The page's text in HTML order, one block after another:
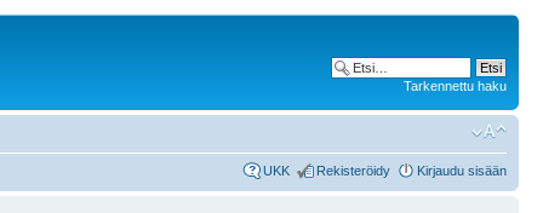
Tarkennettu haku
UKK Rekisteröidy Kirjaudu sisään